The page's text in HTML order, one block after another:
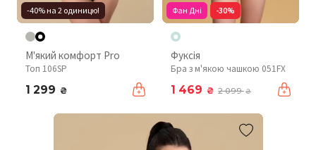
-40% на 2 одиницю!
М'який комфорт Pro
Топ 106SP
1 299 ₴
Фан Дні -30%
Фуксія
Бра з м'якою чашкою 051FX
1 469 ₴ 2 099₴